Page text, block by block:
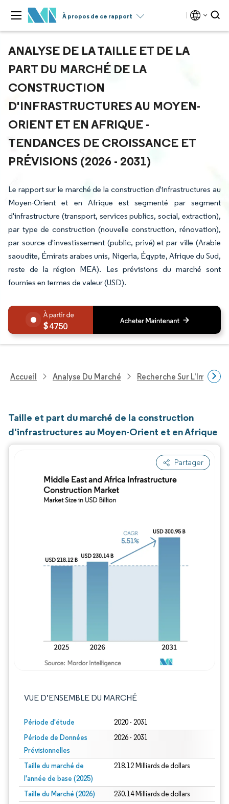
À propos de ce rapport
ANALYSE DE LA TAILLE ET DE LA
PART DU MARCHÉ DE LA
CONSTRUCTION
D'INFRASTRUCTURES AU MOYEN-
ORIENT ET EN AFRIQUE -
TENDANCES DE CROISSANCE ET
PRÉVISIONS (2026 - 2031)
Le rapport sur le marché de la construction d'infrastructures au
Moyen-Orient et en Afrique est segmenté par segment
d'infrastructure (transport, services publics, social, extraction),
par type de construction (nouvelle construction, rénovation),
par source d'investissement (public, privé) et par ville (Arabie
saoudite, Émirats arabes unis, Nigeria, Égypte, Afrique du Sud,
reste de la région MEA). Les prévisions du marché sont
fournies en termes de valeur (USD).
4750
Accueil Analyse Du Marché Recherche Sur
Taille et part du marché de la construction
d'infrastructures au Moyen-Orient et en Afrique
Partager
VUE D’ENSEMBLE DU MARCHÉ
Période d'étude 2020 - 2031
Période de Données
Prévisionnelles
2026 - 2031
Taille du marché de
l'année de base (2025)
218.12 Milliards de dollars
Taille du Marché (2026) 230.14 Milliards de dollars